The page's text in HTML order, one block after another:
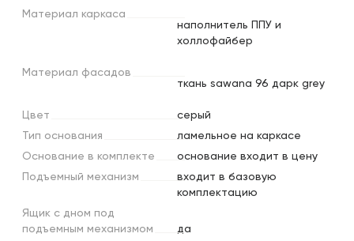
Материал каркаса
наполнитель ППУ и
холлофайбер
Материал фасадов
ткань sawana 96 дарк grey
Цвет
серый
Тип основания
ламельное на каркасе
Основание в комплекте
основание входит в цену
Подъемный механизм
входит в базовую
комплектацию
Ящик с дном под
подъемным механизмом
да